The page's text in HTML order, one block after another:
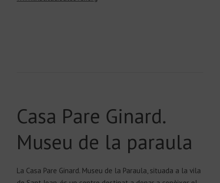
Casa Pare Ginard.
Museu de la paraula
La Casa Pare Ginard. Museu de la Paraula, situada a la vila